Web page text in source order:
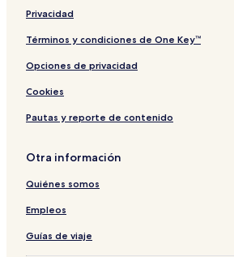
Privacidad
Términos y condiciones de One Key™
Opciones de privacidad
Cookies
Pautas y reporte de contenido
Otra información
Quiénes somos
Empleos
Guías de viaje